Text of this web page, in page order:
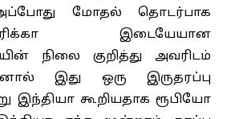
மோதல் தொடர்பாக
இடையேயான
நிலை குறித்து அவரிடம்
இது ஒரு இருதரப்பு
இந்தியா கூறியதாக ரூபியோ